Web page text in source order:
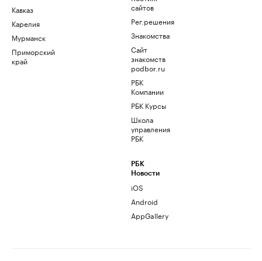
Кавказ
Карелия
Мурманск
Приморский
край
сайтов
Рег.решения
Знакомства
Сайт
знакомств
podbor.ru
РБК
Компании
РБК Курсы
Школа
управления
РБК
РБК
Новости
iOS
Android
AppGallery